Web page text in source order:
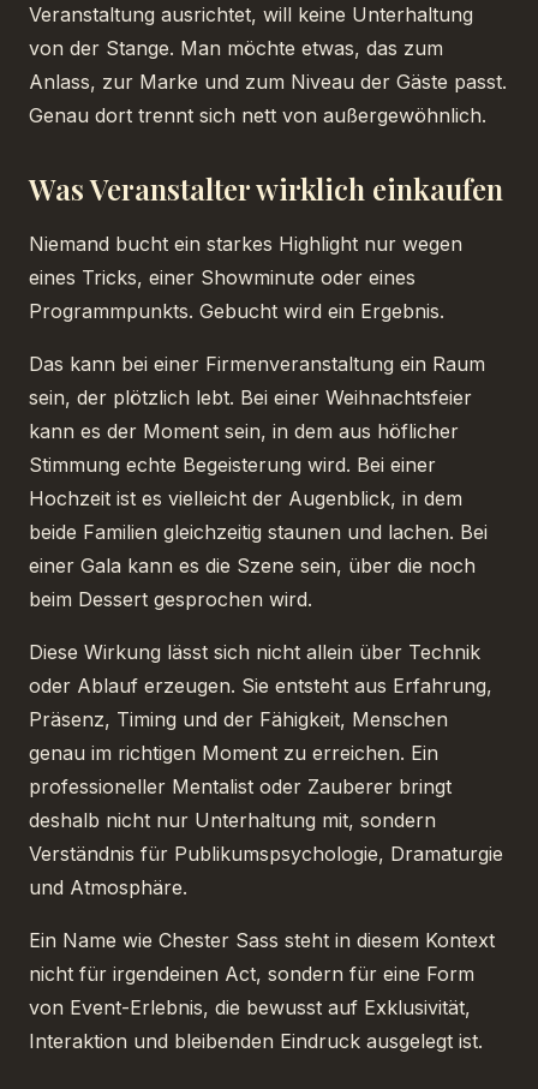
Veranstaltung ausrichtet, will keine Unterhaltung
von der Stange. Man möchte etwas, das zum
Anlass, zur Marke und zum Niveau der Gäste passt.
Genau dort trennt sich nett von außergewöhnlich.
Was Veranstalter wirklich einkaufen
Niemand bucht ein starkes Highlight nur wegen
eines Tricks, einer Showminute oder eines
Programmpunkts. Gebucht wird ein Ergebnis.
Das kann bei einer Firmenveranstaltung ein Raum
sein, der plötzlich lebt. Bei einer Weihnachtsfeier
kann es der Moment sein, in dem aus höflicher
Stimmung echte Begeisterung wird. Bei einer
Hochzeit ist es vielleicht der Augenblick, in dem
beide Familien gleichzeitig staunen und lachen. Bei
einer Gala kann es die Szene sein, über die noch
beim Dessert gesprochen wird.
Diese Wirkung lässt sich nicht allein über Technik
oder Ablauf erzeugen. Sie entsteht aus Erfahrung,
Präsenz, Timing und der Fähigkeit, Menschen
genau im richtigen Moment zu erreichen. Ein
professioneller Mentalist oder Zauberer bringt
deshalb nicht nur Unterhaltung mit, sondern
Verständnis für Publikumspsychologie, Dramaturgie
und Atmosphäre.
Ein Name wie Chester Sass steht in diesem Kontext
nicht für irgendeinen Act, sondern für eine Form
von Event-Erlebnis, die bewusst auf Exklusivität,
Interaktion und bleibenden Eindruck ausgelegt ist.